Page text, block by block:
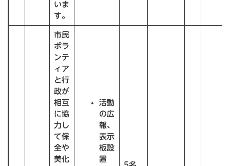
いま
す。
市民
ボラ
ンテ
ィア
と行
政が
相互
に協
力し
て保
全や
美化
活動
の広
報、
表示
板設
置